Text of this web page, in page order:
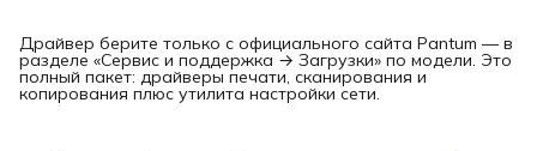
Драйвер берите только с официального сайта Pantum — в
разделе «Сервис и поддержка → Загрузки» по модели. Это
полный пакет: драйверы печати, сканирования и
копирования плюс утилита настройки сети.